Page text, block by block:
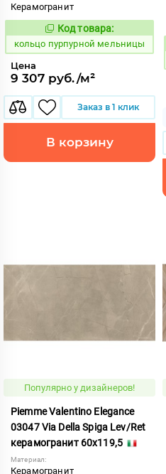
Керамогранит
743799
Код товара:
кольцо пурпурной мельницы
Цена
9 307 руб./м²
Заказ в 1 клик
В корзину
Популярно у дизайнеров!
Piemme Valentino Elegance
03047 Via Della Spiga Lev/Ret
керамогранит 60x119,5
Материал:
Керамогранит